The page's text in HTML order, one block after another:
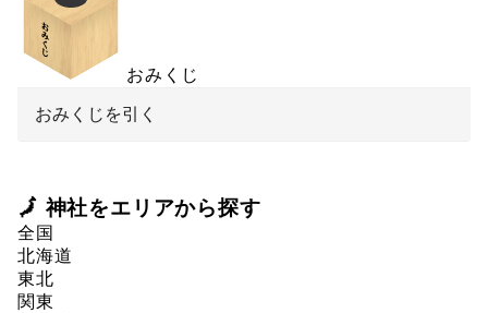
おみくじ
おみくじを引く
🗾 神社をエリアから探す
全国
北海道
東北
関東